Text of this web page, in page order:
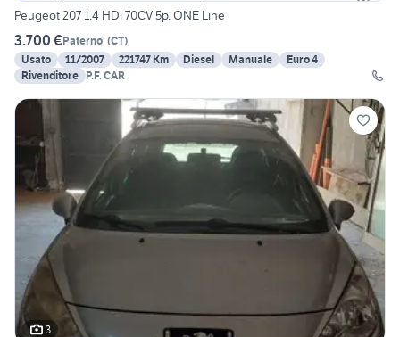
Peugeot 207 1.4 HDi 70CV 5p. ONE Line
3.700 €Paterno' (CT)
Usato
11/2007 221747 Km Diesel Manuale
Euro 4
Rivenditore P.F. CAR
3